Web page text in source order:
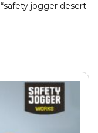
jogger desert